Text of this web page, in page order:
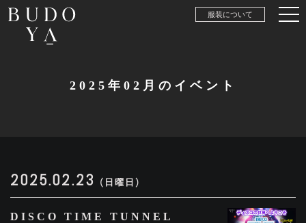
服装について
2025年02月のイベント
2025.02.23 (日曜日)
DISCO TIME TUNNEL